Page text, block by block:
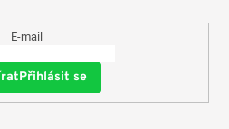
E-mail
Přihlásit se